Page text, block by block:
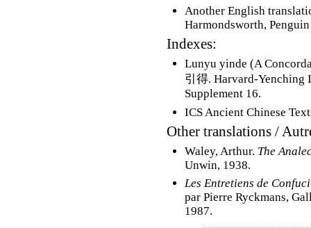
Another English
Harmondsworth,
Indexes:
Lunyu yinde (A
引得. Harvard-Yenching
Supplement 16.
ICS Ancient Chinese
Other translations /
Waley, Arthur. The
Unwin, 1938.
Les Entretiens de
par Pierre Ryckmans,
1987.